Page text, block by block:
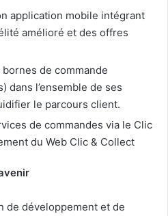
application mobile intégrant
amélioré et des offres
de commande
dans l’ensemble de ses
le parcours client.
de commandes via le Clic
du Web Clic & Collect
de développement et de